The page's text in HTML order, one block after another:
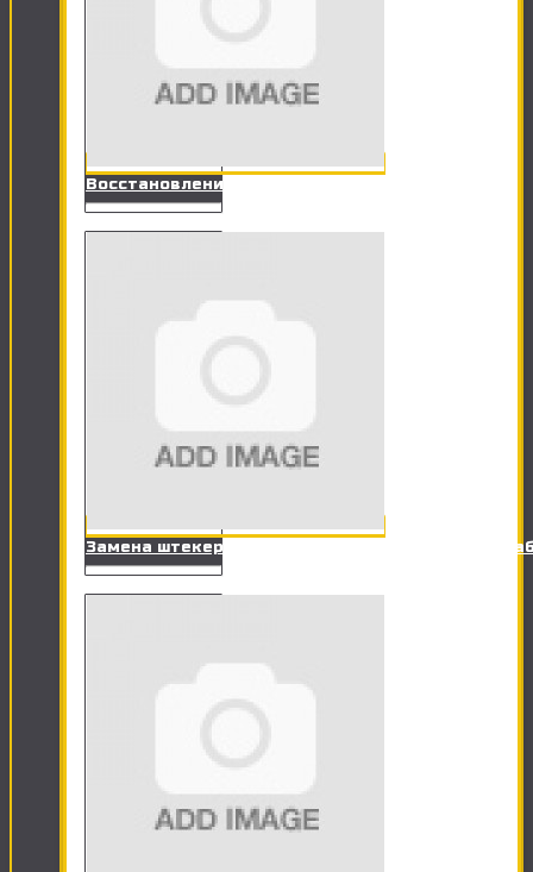
Восстановления данных (Флешки, HDD)
Замена штекера RJ-11 на разъем телефонного